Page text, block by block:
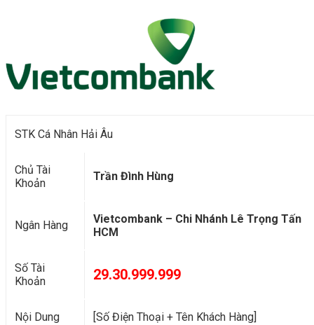
STK Cá Nhân Hải Âu
Chủ Tài
Khoản
Trần Đình Hùng
Ngân Hàng
Vietcombank – Chi Nhánh Lê Trọng Tấn
HCM
Số Tài
Khoản
29.30.999.999
Nội Dung [Số Điện Thoại + Tên Khách Hàng]